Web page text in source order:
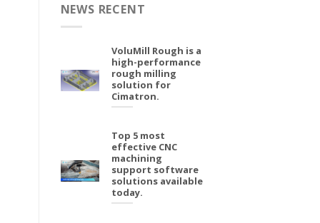
NEWS RECENT
VoluMill Rough is a
high-performance
rough milling
solution for
Cimatron.
Top 5 most
effective CNC
machining
support software
solutions available
today.